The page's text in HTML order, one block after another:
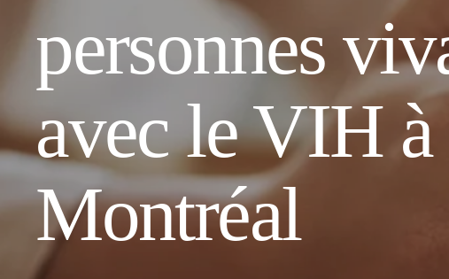
personnes
avec le VIH à
Montréal